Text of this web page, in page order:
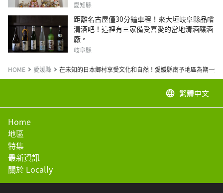
愛知縣
距離名古屋僅30分鐘車程！來大垣岐阜縣品嚐
清酒吧！這裡有三家備受喜愛的當地清酒釀酒
廠。
岐阜縣
HOME 愛媛縣 在未知的日本鄉村享受文化和自然！愛媛縣南予地區為期一週
language 繁體中文
Home
地區
特集
最新資訊
關於 Locally